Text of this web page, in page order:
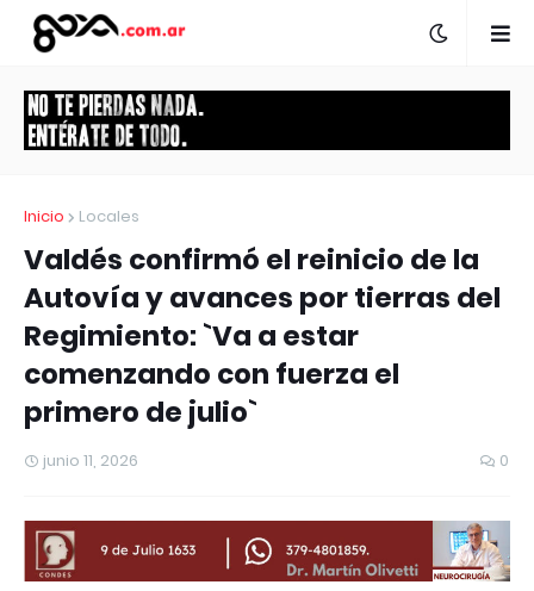
Inicio Locales
Valdés confirmó el reinicio de la
Autovía y avances por tierras del
Regimiento: `Va a estar
comenzando con fuerza el
primero de julio`
junio 11, 2026 0